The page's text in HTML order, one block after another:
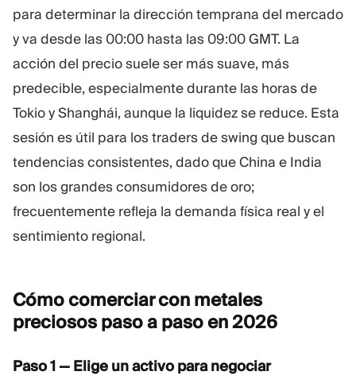
para determinar la dirección temprana del mercado
y va desde las 00:00 hasta las 09:00 GMT. La
acción del precio suele ser más suave, más
predecible, especialmente durante las horas de
Tokio y Shanghái, aunque la liquidez se reduce. Esta
sesión es útil para los traders de swing que buscan
tendencias consistentes, dado que China e India
son los grandes consumidores de oro;
frecuentemente refleja la demanda física real y el
sentimiento regional.
Cómo comerciar con metales
preciosos paso a paso en2026
Paso 1 — Elige un activo para negociar